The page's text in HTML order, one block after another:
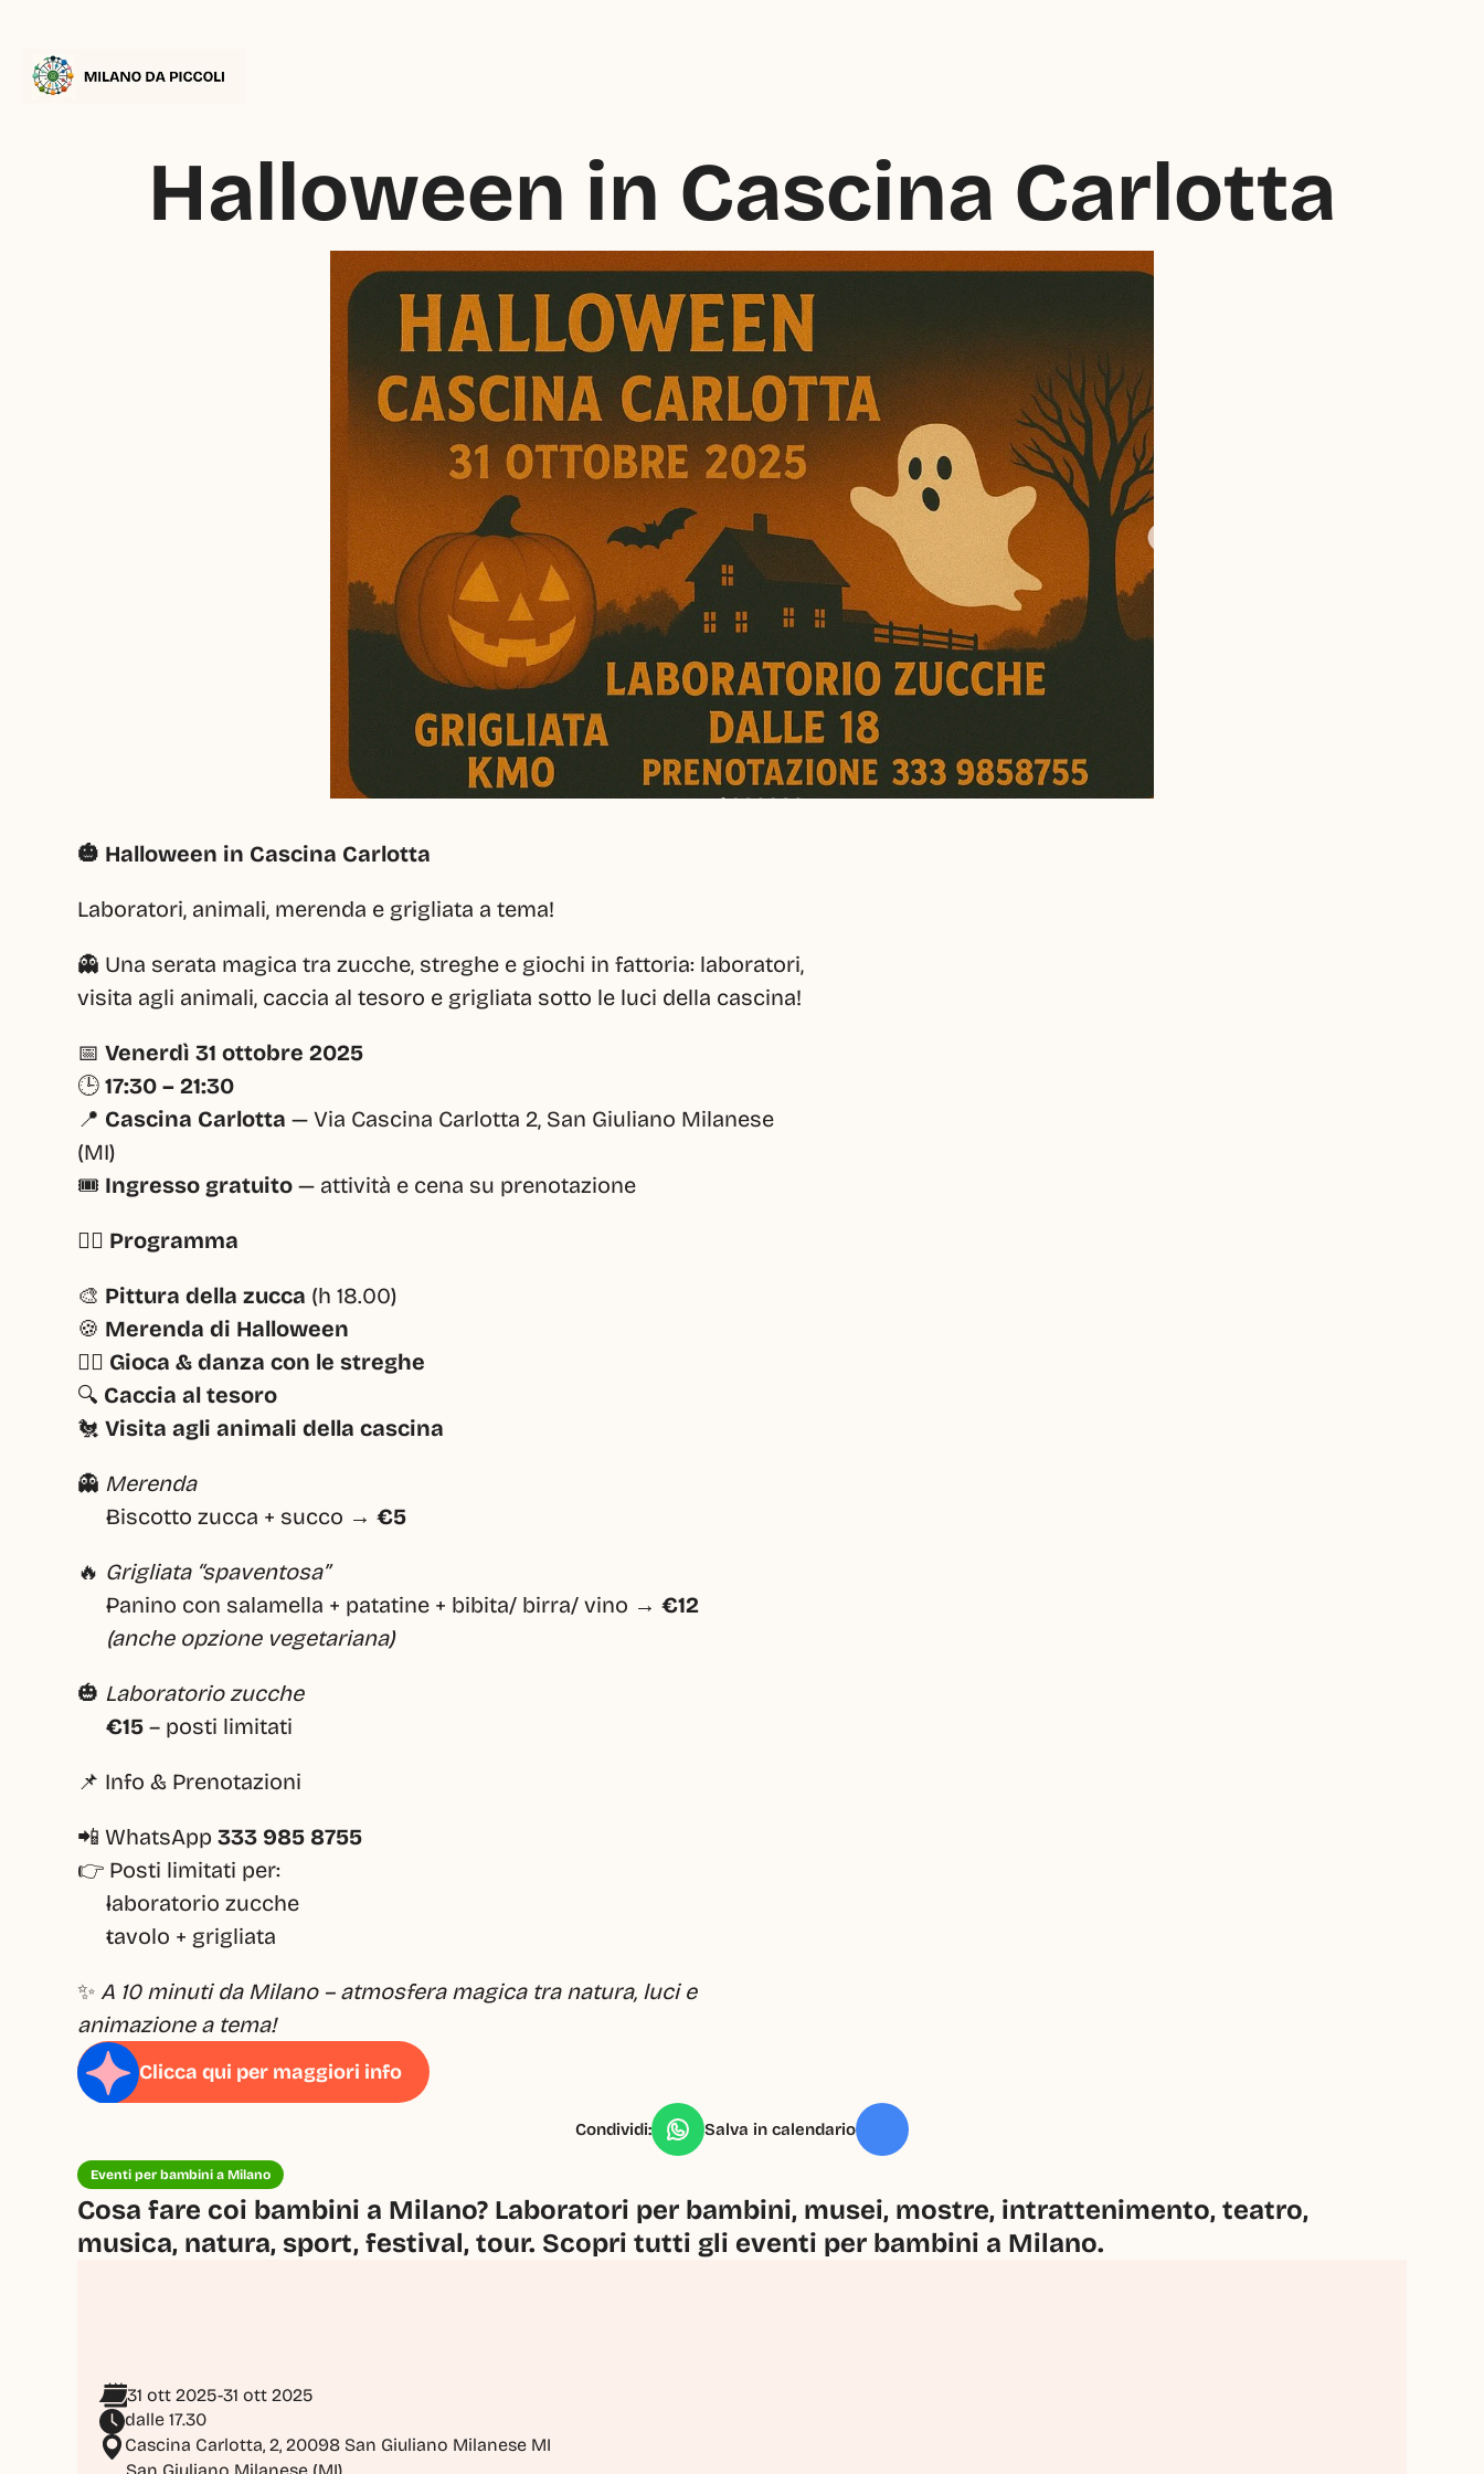
Halloween in Cascina Carlotta
🎃 Halloween in Cascina Carlotta
Laboratori, animali, merenda e grigliata a tema!
👻 Una serata magica tra zucche, streghe e giochi in fattoria: laboratori,
visita agli animali, caccia al tesoro e grigliata sotto le luci della cascina!
📅 Venerdì 31 ottobre 2025
🕒 17:30 – 21:30
📍 Cascina Carlotta — Via Cascina Carlotta 2, San Giuliano Milanese
(MI)
🎟️ Ingresso gratuito — attività e cena su prenotazione
🧙‍♀️ Programma
🎨 Pittura della zucca (h 18.00)
🍪 Merenda di Halloween
🧚‍♀️ Gioca & danza con le streghe
🔍 Caccia al tesoro
🐔 Visita agli animali della cascina
👻 Merenda
Biscotto zucca + succo → €5
🔥 Grigliata “spaventosa”
Panino con salamella + patatine + bibita/ birra/ vino → €12
(anche opzione vegetariana)
🎃 Laboratorio zucche
€15 – posti limitati
📌 Info & Prenotazioni
📲 WhatsApp 333 985 8755
👉 Posti limitati per:
laboratorio zucche
tavolo + grigliata
✨ A 10 minuti da Milano – atmosfera magica tra natura, luci e
animazione a tema!
Clicca qui per maggiori info
Condividi: Salva in calendario
Eventi per bambini a Milano
Cosa fare coi bambini a Milano? Laboratori per bambini, musei, mostre, intrattenimento, teatro,
musica, natura, sport, festival, tour. Scopri tutti gli eventi per bambini a Milano.
31 ott 2025-31 ott 2025
dalle 17.30
Cascina Carlotta, 2, 20098 San Giuliano Milanese MI
San Giuliano Milanese (MI)